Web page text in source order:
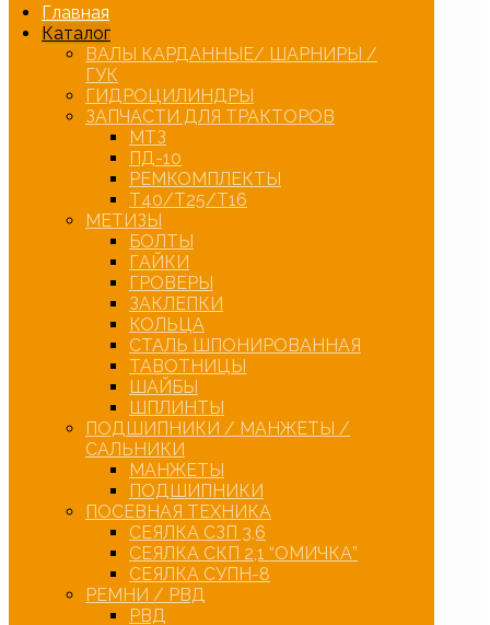
Главная
Каталог
ВАЛЫ КАРДАННЫЕ/ ШАРНИРЫ /
ГУК
ГИДРОЦИЛИНДРЫ
ЗАПЧАСТИ ДЛЯ ТРАКТОРОВ
МТЗ
ПД-10
РЕМКОМПЛЕКТЫ
Т40/Т25/Т16
МЕТИЗЫ
БОЛТЫ
ГАЙКИ
ГРОВЕРЫ
ЗАКЛЕПКИ
КОЛЬЦА
СТАЛЬ ШПОНИРОВАННАЯ
ТАВОТНИЦЫ
ШАЙБЫ
ШПЛИНТЫ
ПОДШИПНИКИ / МАНЖЕТЫ /
САЛЬНИКИ
МАНЖЕТЫ
ПОДШИПНИКИ
ПОСЕВНАЯ ТЕХНИКА
СЕЯЛКА СЗП 3,6
СЕЯЛКА СКП 2,1 “ОМИЧКА”
СЕЯЛКА СУПН-8
РЕМНИ / РВД
РВД